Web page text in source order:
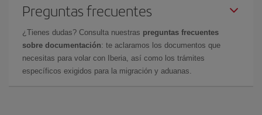
Preguntas frecuentes
¿Tienes dudas? Consulta nuestras preguntas frecuentes
sobre documentación: te aclaramos los documentos que
necesitas para volar con Iberia, así como los trámites
específicos exigidos para la migración y aduanas.